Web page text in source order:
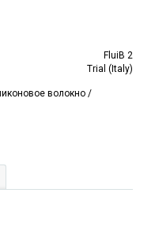
FluiB 2
Trial (Italy)
волокно /